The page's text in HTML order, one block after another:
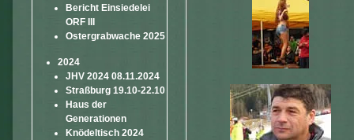
Bericht Einsiedelei
ORF III
Ostergrabwache 2025
2024
JHV 2024 08.11.2024
Straßburg 19.10-22.10
Haus der
Generationen
Knödeltisch 2024